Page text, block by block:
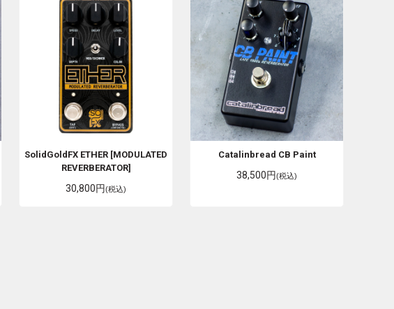
SolidGoldFX ETHER [MODULATED
REVERBERATOR]
30,800円(税込)
Catalinbread CB Paint
38,500円(税込)